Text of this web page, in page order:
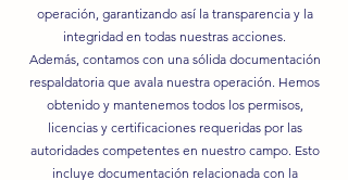
operación, garantizando así la transparencia y la
integridad en todas nuestras acciones.
Además, contamos con una sólida documentación
respaldatoria que avala nuestra operación. Hemos
obtenido y mantenemos todos los permisos,
licencias y certificaciones requeridas por las
autoridades competentes en nuestro campo. Esto
incluye documentación relacionada con la